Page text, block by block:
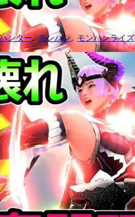
ンター,モンハン モンハンライズ